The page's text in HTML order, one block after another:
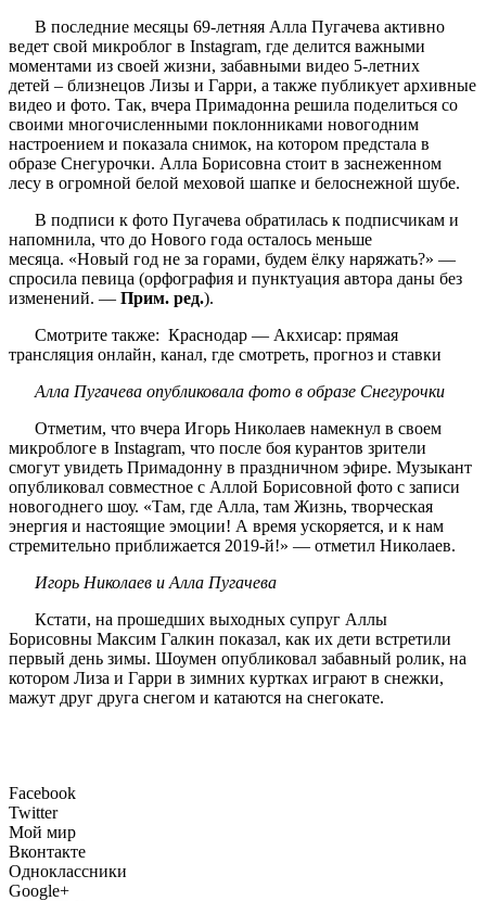
В последние месяцы 69-летняя Алла Пугачева активно
ведет свой микроблог в Instagram, где делится важными
моментами из своей жизни, забавными видео 5-летних
детей – близнецов Лизы и Гарри, а также публикует архивные
видео и фото. Так, вчера Примадонна решила поделиться со
своими многочисленными поклонниками новогодним
настроением и показала снимок, на котором предстала в
образе Снегурочки. Алла Борисовна стоит в заснеженном
лесу в огромной белой меховой шапке и белоснежной шубе.
В подписи к фото Пугачева обратилась к подписчикам и
напомнила, что до Нового года осталось меньше
месяца. «Новый год не за горами, будем ёлку наряжать?» —
спросила певица (орфография и пунктуация автора даны без
изменений. — Прим. ред.).
Смотрите также: Краснодар — Акхисар: прямая
трансляция онлайн, канал, где смотреть, прогноз и ставки
Алла Пугачева опубликовала фото в образе Снегурочки
Отметим, что вчера Игорь Николаев намекнул в своем
микроблоге в Instagram, что после боя курантов зрители
смогут увидеть Примадонну в праздничном эфире. Музыкант
опубликовал совместное с Аллой Борисовной фото с записи
новогоднего шоу. «Там, где Алла, там Жизнь, творческая
энергия и настоящие эмоции! А время ускоряется, и к нам
стремительно приближается 2019-й!» — отметил Николаев.
Игорь Николаев и Алла Пугачева
Кстати, на прошедших выходных супруг Аллы
Борисовны Максим Галкин показал, как их дети встретили
первый день зимы. Шоумен опубликовал забавный ролик, на
котором Лиза и Гарри в зимних куртках играют в снежки,
мажут друг друга снегом и катаются на снегокате.
Facebook
Twitter
Мой мир
Вконтакте
Одноклассники
Google+